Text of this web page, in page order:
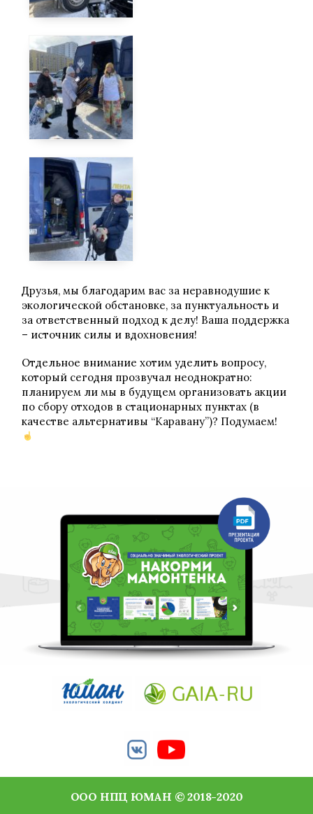
Друзья, мы благодарим вас за неравнодушие к
экологической обстановке, за пунктуальность и
за ответственный подход к делу! Ваша поддержка
– источник силы и вдохновения!
Отдельное внимание хотим уделить вопросу,
который сегодня прозвучал неоднократно:
планируем ли мы в будущем организовать акции
по сбору отходов в стационарных пунктах (в
качестве альтернативы “Каравану”)? Подумаем!
ООО НПЦ ЮМАН © 2018-2020